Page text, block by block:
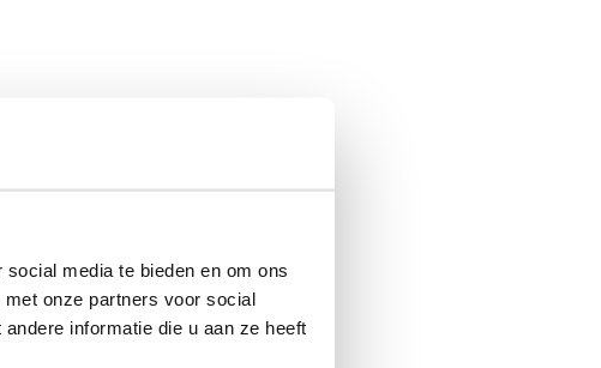
media te bieden en om ons
onze partners voor social
informatie die u aan ze heeft